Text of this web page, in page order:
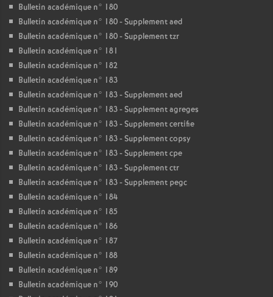
Bulletin académique n° 180
Bulletin académique n° 180 - Supplement aed
Bulletin académique n° 180 - Supplement tzr
Bulletin académique n° 181
Bulletin académique n° 182
Bulletin académique n° 183
Bulletin académique n° 183 - Supplement aed
Bulletin académique n° 183 - Supplement agreges
Bulletin académique n° 183 - Supplement certifie
Bulletin académique n° 183 - Supplement copsy
Bulletin académique n° 183 - Supplement cpe
Bulletin académique n° 183 - Supplement ctr
Bulletin académique n° 183 - Supplement pegc
Bulletin académique n° 184
Bulletin académique n° 185
Bulletin académique n° 186
Bulletin académique n° 187
Bulletin académique n° 188
Bulletin académique n° 189
Bulletin académique n° 190